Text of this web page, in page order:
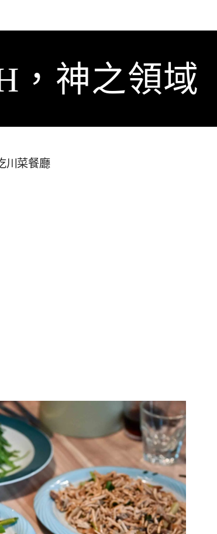
，神之領域
川菜餐廳